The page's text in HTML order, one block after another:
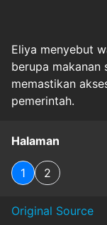
Eliya menyebut
berupa makanan
memastikan
pemerintah.
Halaman
1 2
Original Source